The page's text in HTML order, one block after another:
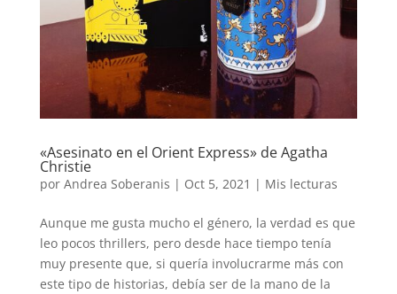
«Asesinato en el Orient Express» de Agatha
Christie
por Andrea Soberanis | Oct 5, 2021 | Mis lecturas
Aunque me gusta mucho el género, la verdad es que
leo pocos thrillers, pero desde hace tiempo tenía
muy presente que, si quería involucrarme más con
este tipo de historias, debía ser de la mano de la